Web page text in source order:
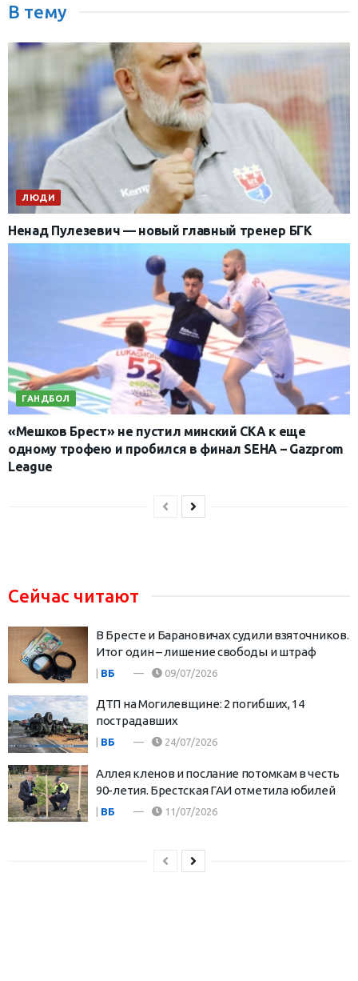
В тему
ЛЮДИ
Ненад Пулезевич — новый главный тренер БГК
ГАНДБОЛ
«Мешков Брест» не пустил минский СКА к еще
одному трофею и пробился в финал SEHA – Gazprom
League
Сейчас читают
В Бресте и Барановичах судили взяточников.
Итог один – лишение свободы и штраф
| ВБ 09/07/2026
ДТП на Могилевщине: 2 погибших, 14
пострадавших
ВБ 24/07/2026
Аллея кленов и послание потомкам в честь
90-летия. Брестская ГАИ отметила юбилей
| ВБ 11/07/2026